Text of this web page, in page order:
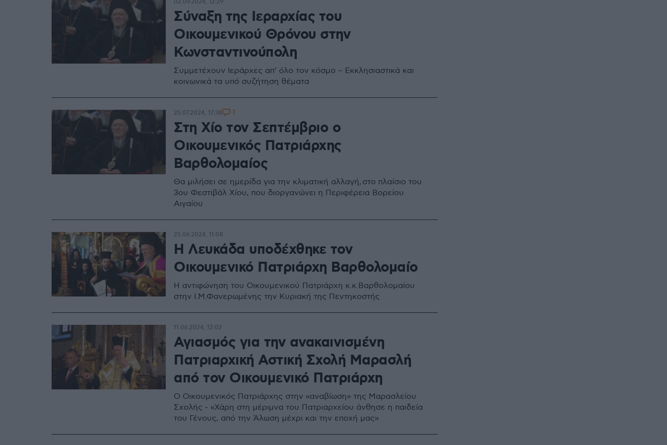
Σύναξη της Ιεραρχίας του
Οικουμενικού Θρόνου στην
Κωνσταντινούπολη
Συμμετέχουν Ιεράρχες απ’ όλο τον κόσμο – Εκκλησιαστικά και
κοινωνικά τα υπό συζήτηση θέματα
02.09.2024, 12:29
Στη Χίο τον Σεπτέμβριο ο
Οικουμενικός Πατριάρχης
Βαρθολομαίος
Θα μιλήσει σε ημερίδα για την κλιματική αλλαγή, στο πλαίσιο του
3ου Φεστιβάλ Χίου, που διοργανώνει η Περιφέρεια Βορείου
Αιγαίου
25.07.2024, 17:38 7
Η Λευκάδα υποδέχθηκε τον
Οικουμενικό Πατριάρχη Βαρθολομαίο
Η αντιφώνηση του Οικουμενικού Πατριάρχη κ.κ.Βαρθολομαίου
στην Ι.Μ.Φανερωμένης την Κυριακή της Πεντηκοστής
25.06.2024, 11:08
Αγιασμός για την ανακαινισμένη
Πατριαρχική Αστική Σχολή Μαρασλή
από τον Οικουμενικό Πατριάρχη
Ο Οικουμενικός Πατριάρχης στην «αναβίωση» της Μαρασλείου
Σχολής - «Χάρη στη μέριμνα του Πατριαρχείου άνθησε η παιδεία
του Γένους, από την Άλωση μέχρι και την εποχή μας»
11.06.2024, 12:02